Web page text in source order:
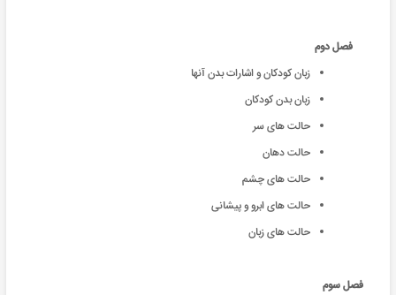
فصل دوم
زبان کودکان و اشارات بدن آنها
زبان بدن کودکان
حالت های سر
حالت دهان
حالت های چشم
حالت های ابرو و پیشانی
حالت های زبان
فصل سوم